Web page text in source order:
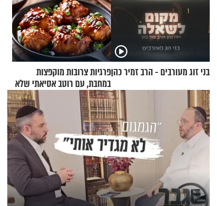
בני זוג מעורבים - הרב זמיר כהןפרגיות צרובות מוקפצות
במחבת, עם רוטב אסיאתי שלא
יישכח במהרה